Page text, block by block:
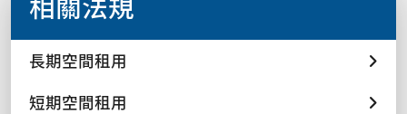
長期空間租用
短期空間租用